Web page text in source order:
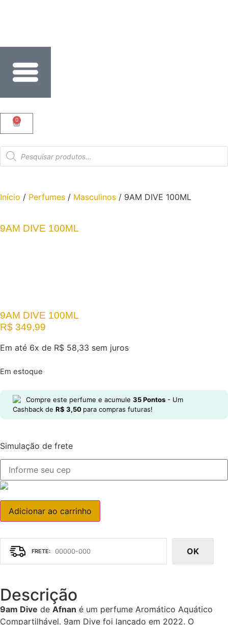
0
Início / Perfumes / Masculinos / 9AM DIVE 100ML
9AM DIVE 100ML
9AM DIVE 100ML
R$ 349,99
Em até 6x de R$ 58,33 sem juros
Em estoque
Compre este perfume e acumule 35Pontos - Um
Cashback de R$ 3,50 para compras futuras!
Simulação de frete
Adicionar ao carrinho
OK
Descrição
9am Dive de Afnan é um perfume Aromático Aquático
Compartilhável. 9am Dive foi lançado em 2022. O